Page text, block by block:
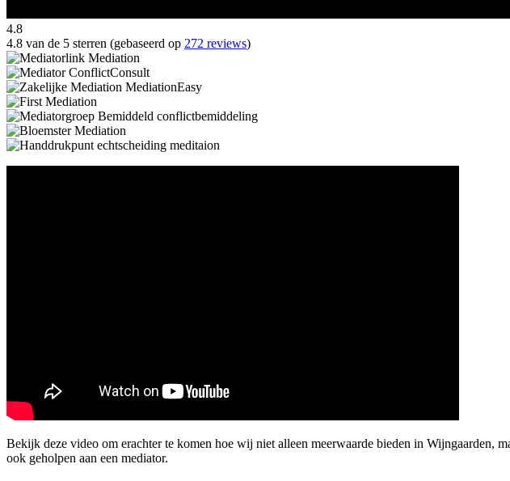
4.8
4.8 van de 5 sterren (gebaseerd op 272 reviews)
Bekijk deze video om erachter te komen hoe wij niet alleen meerwaarde bieden in
ook geholpen aan een mediator.